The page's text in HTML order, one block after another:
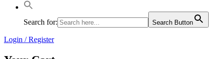
Search for: Search Button
Login / Register